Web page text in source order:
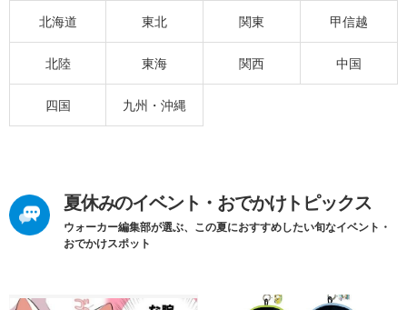
北海道 東北 関東 甲信越
北陸 東海 関西 中国
四国 九州・沖縄
夏休みのイベント・おでかけトピックス
ウォーカー編集部が選ぶ、この夏におすすめしたい旬なイベント・
おでかけスポット